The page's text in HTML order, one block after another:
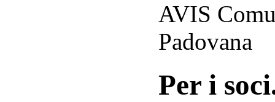
AVIS
Padovana
Per i